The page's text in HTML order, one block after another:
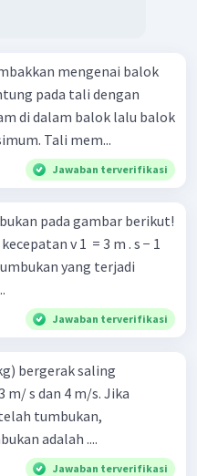
mengenai balok
pada tali dengan
di dalam balok lalu balok
Tali mem...
Jawaban terverifikasi
pada gambar berikut!
v 1 ​ = 3 m . s − 1
yang terjadi
Jawaban terverifikasi
bergerak saling
m/ s dan 4 m/s. Jika
tumbukan,
adalah ....
Jawaban terverifikasi